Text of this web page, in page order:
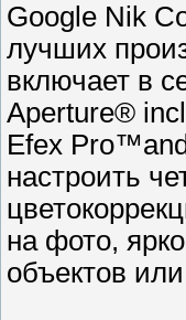
Google Nik
лучших
включает в
Aperture®
Efex
настроить
на фото,
объектов